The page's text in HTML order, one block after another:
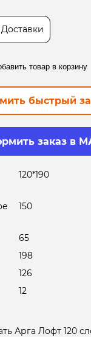
товар в корзину
быстрый
заказ в
120*190
150
65
198
126
12
Арга Лофт 120